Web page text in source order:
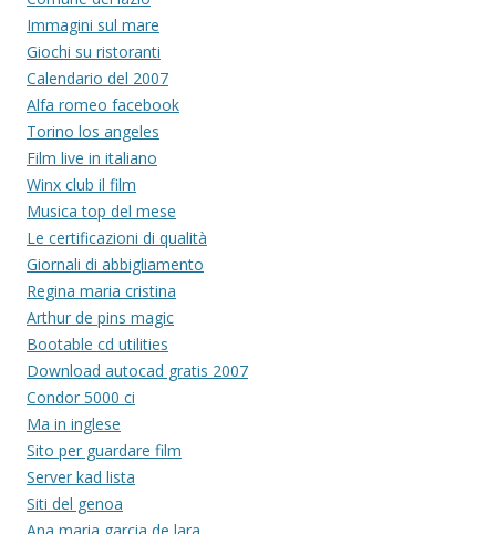
Immagini sul mare
Giochi su ristoranti
Calendario del 2007
Alfa romeo facebook
Torino los angeles
Film live in italiano
Winx club il film
Musica top del mese
Le certificazioni di qualità
Giornali di abbigliamento
Regina maria cristina
Arthur de pins magic
Bootable cd utilities
Download autocad gratis 2007
Condor 5000 ci
Ma in inglese
Sito per guardare film
Server kad lista
Siti del genoa